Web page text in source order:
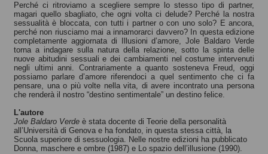
Perché ci ritroviamo a scegliere sempre lo stesso tipo di partner,
magari quello sbagliato, che ogni volta ci delude? Perché la nostra
sessualità è bloccata, con tutti i partner o con uno solo? E ancora,
perché non riusciamo mai a innamorarci davvero? In questa edizione
completamente aggiornata di Illusioni d’amore, Jole Baldaro Verde
torna a indagare sulla natura della relazione, sotto la spinta delle
nuove abitudini sessuali e dei cambiamenti nel costume intervenuti
negli ultimi anni. Contrariamente a quanto sosteneva Freud, oggi
possiamo parlare d’amore riferendoci a quel sentimento che ci fa
pensare, una o più volte nella vita, di avere incontrato una persona
che renderà il nostro “destino sentimentale” un destino felice.
L'autore
Jole Baldaro Verde è stata docente di Teorie della personalità
all’Università di Genova e ha fondato, in questa stessa città, la
Scuola superiore di sessuologia. Nelle nostre edizioni ha pubblicato
Donna, maschere e ombre (1987) e Lo spazio dell’illusione (1990).